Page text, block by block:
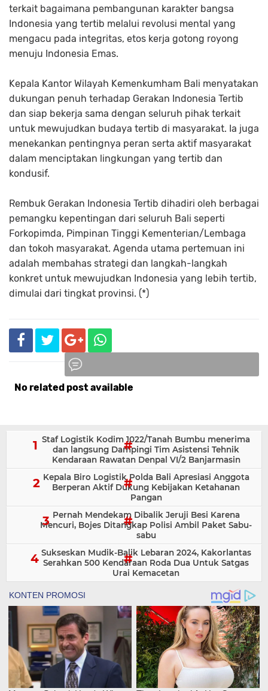
terkait bagaimana pembangunan karakter bangsa
Indonesia yang tertib melalui revolusi mental yang
mengacu pada integritas, etos kerja gotong royong
menuju Indonesia Emas.
Kepala Kantor Wilayah Kemenkumham Bali menyatakan
dukungan penuh terhadap Gerakan Indonesia Tertib
dan siap bekerja sama dengan seluruh pihak terkait
untuk mewujudkan budaya tertib di masyarakat. Ia juga
menekankan pentingnya peran serta aktif masyarakat
dalam menciptakan lingkungan yang tertib dan
kondusif.
Rembuk Gerakan Indonesia Tertib dihadiri oleh berbagai
pemangku kepentingan dari seluruh Bali seperti
Forkopimda, Pimpinan Tinggi Kementerian/Lembaga
dan tokoh masyarakat. Agenda utama pertemuan ini
adalah membahas strategi dan langkah-langkah
konkret untuk mewujudkan Indonesia yang lebih tertib,
dimulai dari tingkat provinsi. (*)
No related post available
Staf Logistik Kodim 1022/Tanah Bumbu menerima
dan langsung Dampingi Tim Asistensi Tehnik
Kendaraan Rawatan Denpal VI/2 Banjarmasin
Kepala Biro Logistik Polda Bali Apresiasi Anggota
Berperan Aktif Dukung Kebijakan Ketahanan
Pangan
Pernah Mendekam Dibalik Jeruji Besi Karena
Mencuri, Bojes Ditangkap Polisi Ambil Paket Sabu-
sabu
Sukseskan Mudik-Balik Lebaran 2024, Kakorlantas
Serahkan 500 Kendaraan Roda Dua Untuk Satgas
Urai Kemacetan